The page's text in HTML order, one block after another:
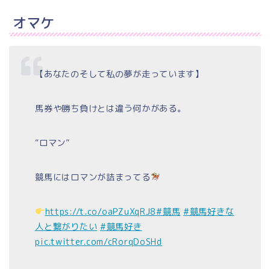
オマケ
【あなたのそして私の夢が走っています】
馬券や勝ち負けとは違う何かがある。
“ロマン”
競馬にはロマンが詰まってる
https://t.co/oaPZuXqRJ8#競馬 #競馬好きな
人と繋がりたい #競馬好き
pic.twitter.com/cRorqDoSHd